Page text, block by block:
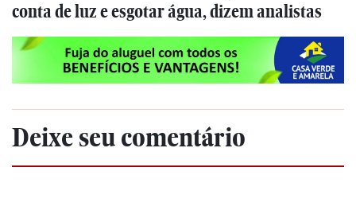
conta de luz e esgotar água, dizem analistas
Deixe seu comentário